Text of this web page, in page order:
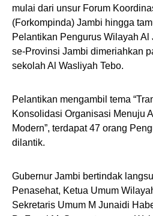
mulai dari unsur Forum
(Forkompinda) Jambi hingga
Pelantikan Pengurus Wilayah Al
se-Provinsi Jambi dimeriahkan
sekolah Al Wasliyah Tebo.
Pelantikan mengambil tema
Konsolidasi Organisasi Menuju
Modern”, terdapat 47 orang
dilantik.
Gubernur Jambi bertindak
Penasehat, Ketua Umum
Sekretaris Umum M Junaidi